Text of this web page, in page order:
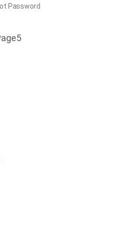
Password
5